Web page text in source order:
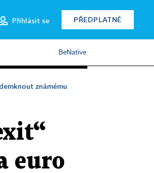
Přihlásit se PŘEDPLATNÉ
BeNative
známému
euro